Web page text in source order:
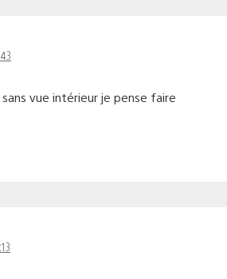
sans vue intérieur je pense faire